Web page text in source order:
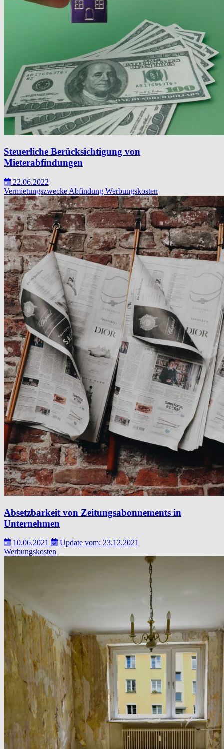
Steuerliche Berücksichtigung von
Mieterabfindungen
22.06.2022
Vermietungszwecke Abfindung Werbungskosten
Absetzbarkeit von Zeitungsabonnements in
Unternehmen
10.06.2021
Update vom: 23.12.2021
Werbungskosten